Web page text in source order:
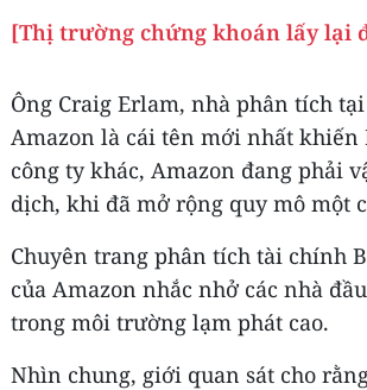
[Thị trường chứng khoán lấy lại
Ông Craig Erlam, nhà phân tích
Amazon là cái tên mới nhất
công ty khác, Amazon đang phải
dịch, khi đã mở rộng quy mô một
Chuyên trang phân tích tài chính
của Amazon nhắc nhở các nhà
trong môi trường lạm phát cao.
Nhìn chung, giới quan sát cho